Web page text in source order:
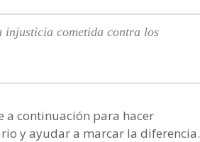
injusticia cometida contra los
a continuación para hacer
y ayudar a marcar la diferencia.